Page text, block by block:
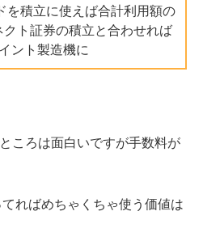
を積立に使えば合計利用額の
ト証券の積立と合わせれば
ント製造機に
ころは面白いですが手数料が
ればめちゃくちゃ使う価値は